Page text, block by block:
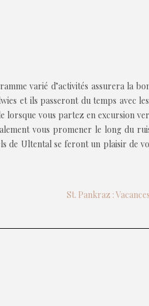
varié d’activités assurera la
et ils passeront du temps avec
lorsque vous partez en excursion
vous promener le long du
de Ultental se feront un plaisir de
St. Pankraz :